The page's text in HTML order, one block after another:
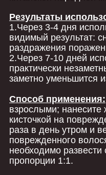
Результаты
1.Через 3-4 дня
видимый результат:
раздражения
2.Через 7-10 дней
практически
заметно уменьшится
Способ применения:
взрослыми; нанесите
кисточкой на
раза в день утром и
поврежденного
необходимо
пропорции 1:1.